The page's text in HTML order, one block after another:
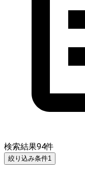
検索結果94件
絞り込み条件1